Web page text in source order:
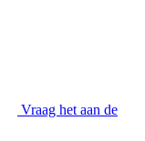
Vraag het aan de